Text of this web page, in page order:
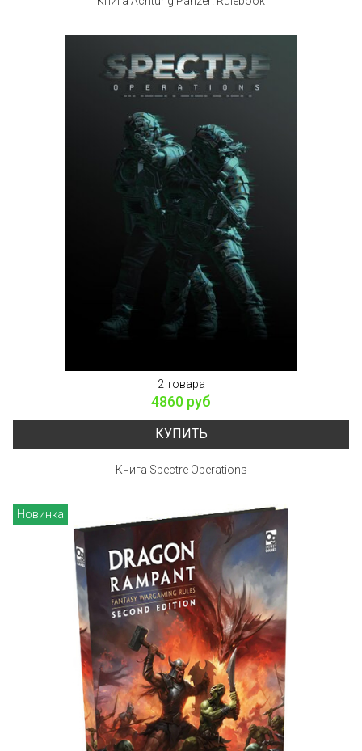
2 товара
4860 руб
КУПИТЬ
Книга Spectre Operations
Новинка